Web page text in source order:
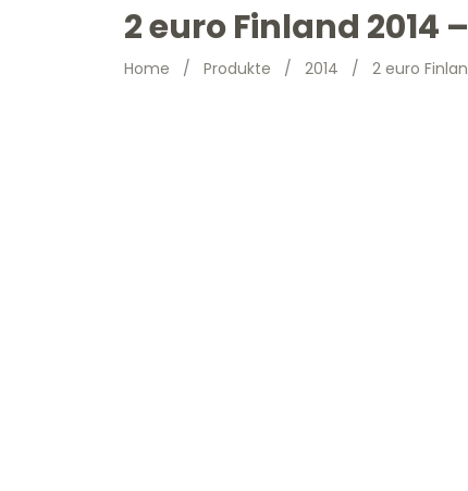
2 euro Finland 2014
Home / Produkte / 2014 / 2 euro